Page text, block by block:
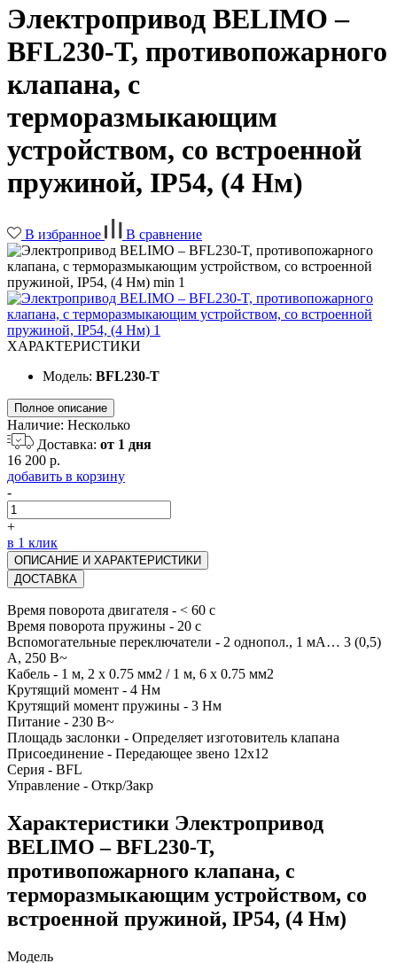
Электропривод BELIMO –
BFL230-T, противопожарного
клапана, с
терморазмыкающим
устройством, со встроенной
пружиной, IP54, (4 Нм)
В избранное В сравнение
ХАРАКТЕРИСТИКИ
Модель: BFL230-T
Полное описание
Наличие: Несколько
Доставка: от 1 дня
16 200 р.
добавить в корзину
-
+
в 1 клик
ОПИСАНИЕ И ХАРАКТЕРИСТИКИ
ДОСТАВКА
Время поворота двигателя - < 60 с
Время поворота пружины - 20 с
Вспомогательные переключатели - 2 однопол., 1 мА… 3 (0,5)
А, 250 В~
Кабель - 1 м, 2 x 0.75 мм2 / 1 м, 6 x 0.75 мм2
Крутящий момент - 4 Нм
Крутящий момент пружины - 3 Нм
Питание - 230 В~
Площадь заслонки - Определяет изготовитель клапана
Присоединение - Передающее звено 12х12
Серия - BFL
Управление - Откр/Закр
Характеристики Электропривод
BELIMO – BFL230-T,
противопожарного клапана, с
терморазмыкающим устройством, со
встроенной пружиной, IP54, (4 Нм)
Модель